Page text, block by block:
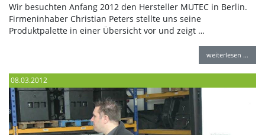
Wir besuchten Anfang 2012 den Hersteller MUTEC in Berlin.
Firmeninhaber Christian Peters stellte uns seine
Produktpalette in einer Übersicht vor und zeigt …
weiterlesen …
08.03.2012